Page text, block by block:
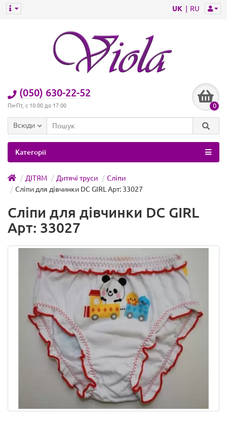
UK RU
(050) 630-22-52
Пн-Пт, с 10:00 до 17:00 0
Всюди
Категорії
ДІТЯМ Дитячі труси
Сліпи
Сліпи для дівчинки DC GIRL Арт: 33027
Сліпи для дівчинки DC GIRL
Арт: 33027